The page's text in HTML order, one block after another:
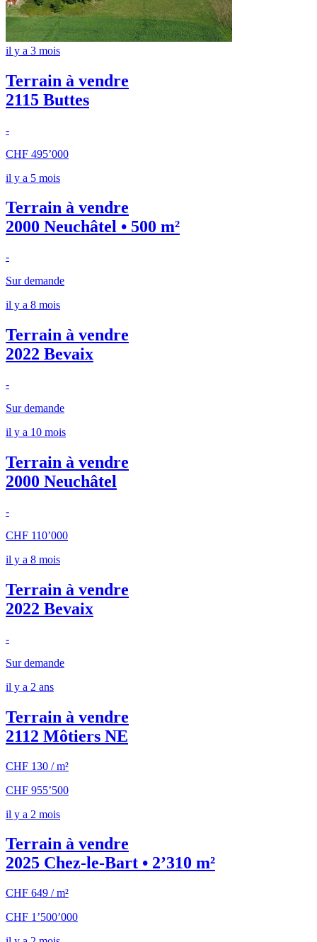
il y a 3 mois
Terrain à vendre
2115 Buttes
-
CHF 495’000
il y a 5 mois
Terrain à vendre
2000 Neuchâtel • 500 m²
-
Sur demande
il y a 8 mois
Terrain à vendre
2022 Bevaix
-
Sur demande
il y a 10 mois
Terrain à vendre
2000 Neuchâtel
-
CHF 110’000
il y a 8 mois
Terrain à vendre
2022 Bevaix
-
Sur demande
il y a 2 ans
Terrain à vendre
2112 Môtiers NE
CHF 130 / m²
CHF 955’500
il y a 2 mois
Terrain à vendre
2025 Chez-le-Bart • 2’310 m²
CHF 649 / m²
CHF 1’500’000